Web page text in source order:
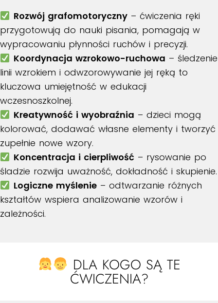
Rozwój grafomotoryczny– ćwiczenia ręki
przygotowują do nauki pisania, pomagają w
wypracowaniu płynności ruchów i precyzji.
Koordynacja wzrokowo-ruchowa – śledzenie
linii wzrokiem i odwzorowywanie jej ręką to
kluczowa umiejętność w edukacji
wczesnoszkolnej.
Kreatywność i wyobraźnia – dzieci mogą
kolorować, dodawać własne elementy i tworzyć
zupełnie nowe wzory.
Koncentracja i cierpliwość – rysowanie po
śladzie rozwija uważność, dokładność i skupienie.
Logiczne myślenie– odtwarzanie różnych
kształtów wspiera analizowanie wzorów i
zależności.
DLA KOGO SĄ TE
ĆWICZENIA?